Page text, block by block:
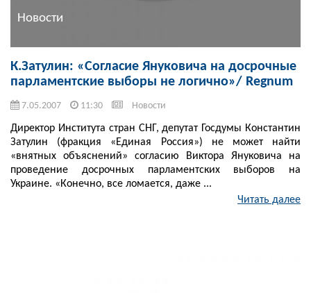
Новости
К.Затулин: «Согласие Януковича на досрочные
парламентские выборы не логично»/ Regnum
7.05.2007 11:30 Новости
Директор Института стран СНГ, депутат Госдумы Константин
Затулин (фракция «Единая Россия») не может найти
«внятных объяснений» согласию Виктора Януковича на
проведение досрочных парламентских выборов на
Украине. «Конечно, все ломается, даже ...
Читать далее